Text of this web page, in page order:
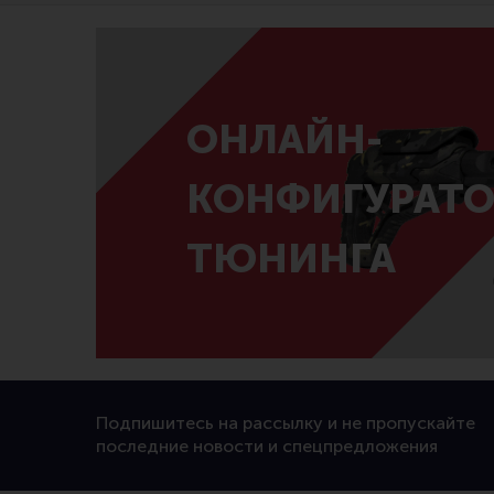
ОНЛАЙН-
ТЮНИНГА
Подпишитесь на рассылку и не пропускайте
последние новости и спецпредложения